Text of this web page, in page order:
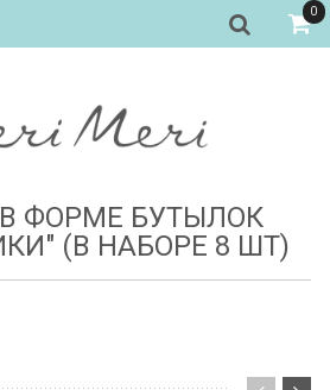
0
ФОРМЕ БУТЫЛОК
(В НАБОРЕ 8 ШТ)